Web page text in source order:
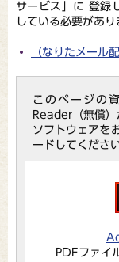
サービス」に 登録
している必要があり
（なりたメール
このページの
Reader（無償）
ソフトウェアを
ードしてください
PDFファイ